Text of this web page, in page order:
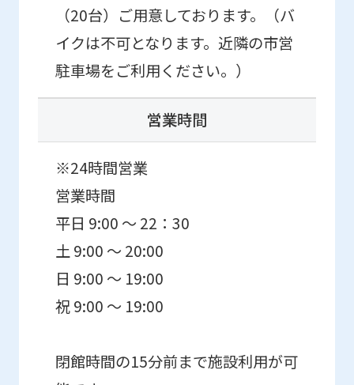
（20台）ご用意しております。（バ
イクは不可となります。近隣の市営
駐車場をご利用ください。）
営業時間
※24時間営業
営業時間
平日 9:00 ～ 22：30
土 9:00 ～ 20:00
日 9:00 ～ 19:00
祝 9:00 ～ 19:00
閉館時間の15分前まで施設利用が可
Automatic